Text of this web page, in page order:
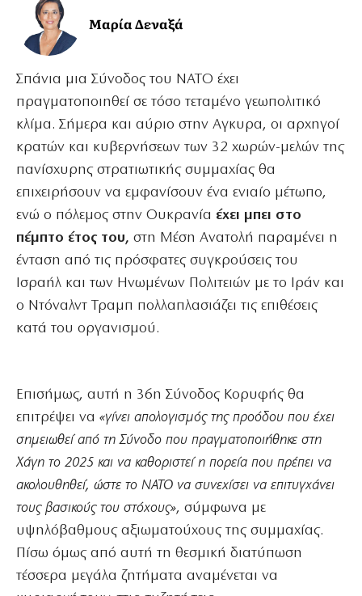
Μαρία Δεναξά
Σπάνια μια Σύνοδος του ΝΑΤΟ έχει
πραγματοποιηθεί σε τόσο τεταμένο γεωπολιτικό
κλίμα. Σήμερα και αύριο στην Αγκυρα, οι αρχηγοί
κρατών και κυβερνήσεων των 32 χωρών-μελών της
πανίσχυρης στρατιωτικής συμμαχίας θα
επιχειρήσουν να εμφανίσουν ένα ενιαίο μέτωπο,
ενώ ο πόλεμος στην Ουκρανία έχει μπει στο
πέμπτο έτος του, στη Μέση Ανατολή παραμένει η
ένταση από τις πρόσφατες συγκρούσεις του
Ισραήλ και των Ηνωμένων Πολιτειών με το Ιράν και
ο Ντόναλντ Τραμπ πολλαπλασιάζει τις επιθέσεις
κατά του οργανισμού.
Επισήμως, αυτή η 36η Σύνοδος Κορυφής θα
επιτρέψει να «γίνει απολογισμός της προόδου που έχει
σημειωθεί από τη Σύνοδο που πραγματοποιήθηκε στη
Χάγη το 2025 και να καθοριστεί η πορεία που πρέπει να
ακολουθηθεί, ώστε το ΝΑΤΟ να συνεχίσει να επιτυγχάνει
τους βασικούς του στόχους», σύμφωνα με
υψηλόβαθμους αξιωματούχους της συμμαχίας.
Πίσω όμως από αυτή τη θεσμική διατύπωση
τέσσερα μεγάλα ζητήματα αναμένεται να